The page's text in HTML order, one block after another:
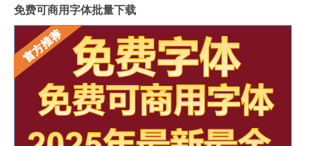
免费可商用字体批量下载